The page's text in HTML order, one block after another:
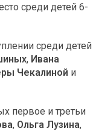
среди детей 6-
среди детей
, Ивана
Чекалиной и
первое и третьи
, Ольга Лузина,